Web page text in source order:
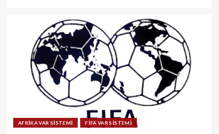
AFRİKA VAR SİSTEMİ FİFA VAR SİSTEMİ